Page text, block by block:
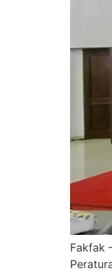
Fakfak